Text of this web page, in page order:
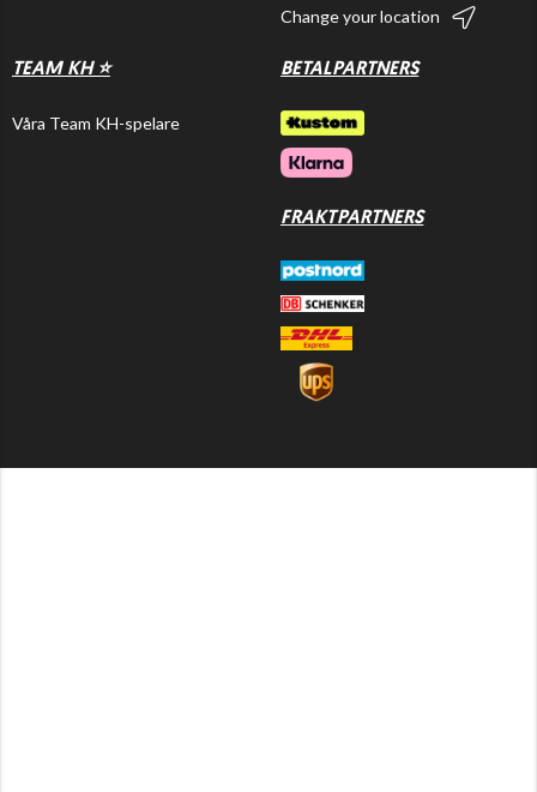
Change your location
TEAM KH ⭐️
Våra Team KH-spelare
BETALPARTNERS
FRAKTPARTNERS